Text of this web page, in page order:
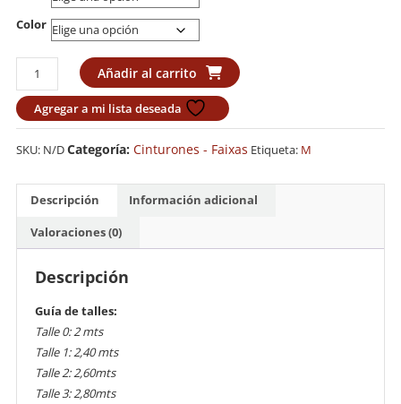
Color
Cinturones
Budokan
5
costuras
cantidad
Añadir al carrito
Agregar a mi lista deseada
SKU: N/DCategoría: Cinturones - Faixas Etiqueta: M
Descripción
Información adicional
Valoraciones (0)
Descripción
Guía de talles:
Talle 0: 2 mts
Talle 1: 2,40 mts
Talle 2: 2,60mts
Talle 3: 2,80mts